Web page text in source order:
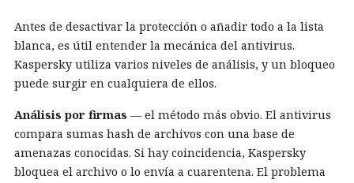
Antes de desactivar la protección o añadir todo a la lista
blanca, es útil entender la mecánica del antivirus.
Kaspersky utiliza varios niveles de análisis, y un bloqueo
puede surgir en cualquiera de ellos.
Análisis por firmas — el método más obvio. El antivirus
compara sumas hash de archivos con una base de
amenazas conocidas. Si hay coincidencia, Kaspersky
bloquea el archivo o lo envía a cuarentena. El problema